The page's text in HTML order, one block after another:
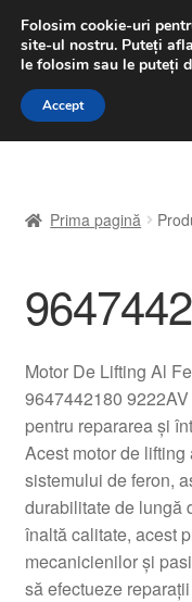
LIVRARE de la
luni-vineri 9
Sari
Sari
A lua legatura
Contul meu
Despre noi
Finalizare comandă
Livrare
Livrare în toată lumea
Prima pagină
Motor De Lifting Al
9647442180
pentru repararea și
Acest motor de
sistemului de feron,
durabilitate de lungă
înaltă calitate, acest
mecanicienilor și
să efectueze
Folosim cookie-uri
site-ul nostru. Puteți
le folosim sau le puteți
Accept